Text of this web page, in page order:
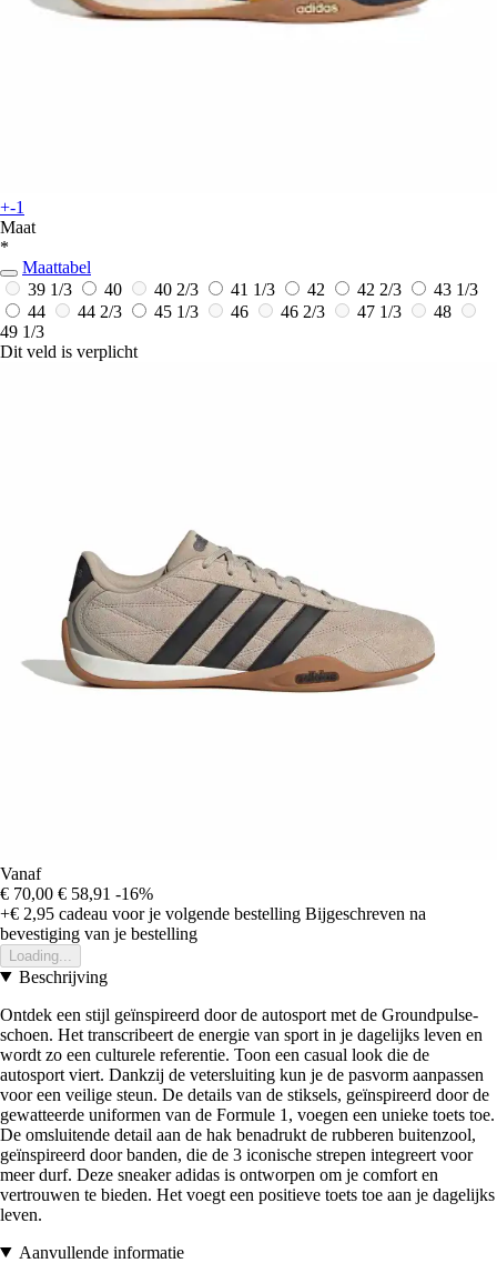
+-1
Maat
*
Maattabel
39 1/3
40 40 2/3 41 1/3 42 42 2/3
43 1/3
44
44 2/3 45 1/3 46 46 2/3 47 1/3
48
49 1/3
Dit veld is verplicht
Vanaf
€ 70,00 € 58,91 -16%
+€ 2,95 cadeau voor je volgende bestelling Bijgeschreven na
bevestiging van je bestelling
Loading...
Beschrijving
Ontdek een stijl geïnspireerd door de autosport met de Groundpulse-
schoen. Het transcribeert de energie van sport in je dagelijks leven en
wordt zo een culturele referentie. Toon een casual look die de
autosport viert. Dankzij de vetersluiting kun je de pasvorm aanpassen
voor een veilige steun. De details van de stiksels, geïnspireerd door de
gewatteerde uniformen van de Formule 1, voegen een unieke toets toe.
De omsluitende detail aan de hak benadrukt de rubberen buitenzool,
geïnspireerd door banden, die de 3 iconische strepen integreert voor
meer durf. Deze sneaker adidas is ontworpen om je comfort en
vertrouwen te bieden. Het voegt een positieve toets toe aan je dagelijks
leven.
Aanvullende informatie